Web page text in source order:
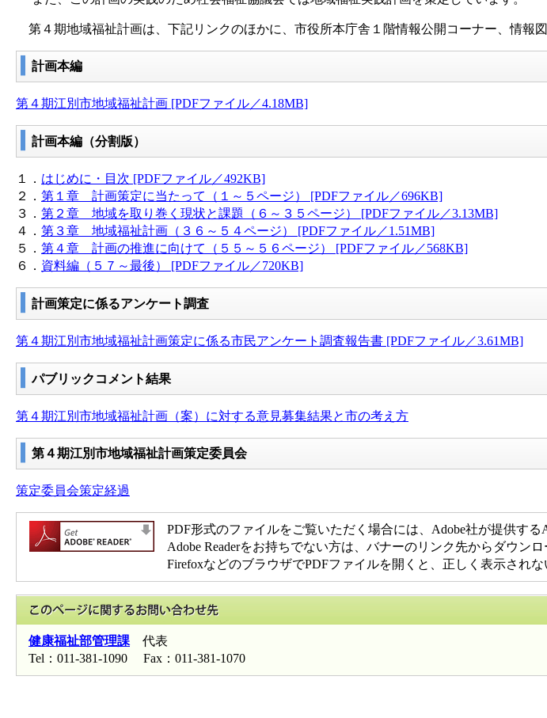
第４期地域福祉計画は、下記リンクのほかに、市役所本庁舎１階情報公開コーナー、情報
計画本編
第４期江別市地域福祉計画 [PDFファイル／4.18MB]
計画本編（分割版）
１． はじめに・目次 [PDFファイル／492KB]
２． 第１章 計画策定に当たって（１～５ページ） [PDFファイル／696KB]
３． 第２章 地域を取り巻く現状と課題（６～３５ページ） [PDFファイル／3.13MB]
４． 第３章 地域福祉計画（３６～５４ページ） [PDFファイル／1.51MB]
５． 第４章 計画の推進に向けて（５５～５６ページ） [PDFファイル／568KB]
６． 資料編（５７～最後） [PDFファイル／720KB]
計画策定に係るアンケート調査
第４期江別市地域福祉計画策定に係る市民アンケート調査報告書 [PDFファイル／3.61MB]
パブリックコメント結果
第４期江別市地域福祉計画（案）に対する意見募集結果と市の考え方
第４期江別市地域福祉計画策定委員会
策定委員会策定経過
PDF形式のファイルをご覧いただく場合には、Adobe社が提供する
Adobe Readerをお持ちでない方は、バナーのリンク先からダウン
FirefoxなどのブラウザでPDFファイルを開くと、正しく表示されな
健康福祉部管理課代表
Tel：011-381-1090 Fax：011-381-1070